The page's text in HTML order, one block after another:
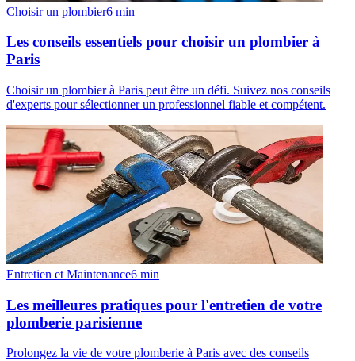
Choisir un plombier6 min
Les conseils essentiels pour choisir un plombier à
Paris
Choisir un plombier à Paris peut être un défi. Suivez nos conseils
d'experts pour sélectionner un professionnel fiable et compétent.
Entretien et Maintenance6 min
Les meilleures pratiques pour l'entretien de votre
plomberie parisienne
Prolongez la vie de votre plomberie à Paris avec des conseils